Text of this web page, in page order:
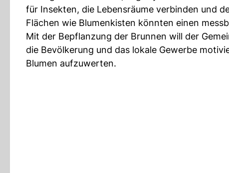
für Insekten, die Lebensräume verbinden und
Flächen wie Blumenkisten könnten einen
Mit der Bepflanzung der Brunnen will der
die Bevölkerung und das lokale Gewerbe
Blumen aufzuwerten.